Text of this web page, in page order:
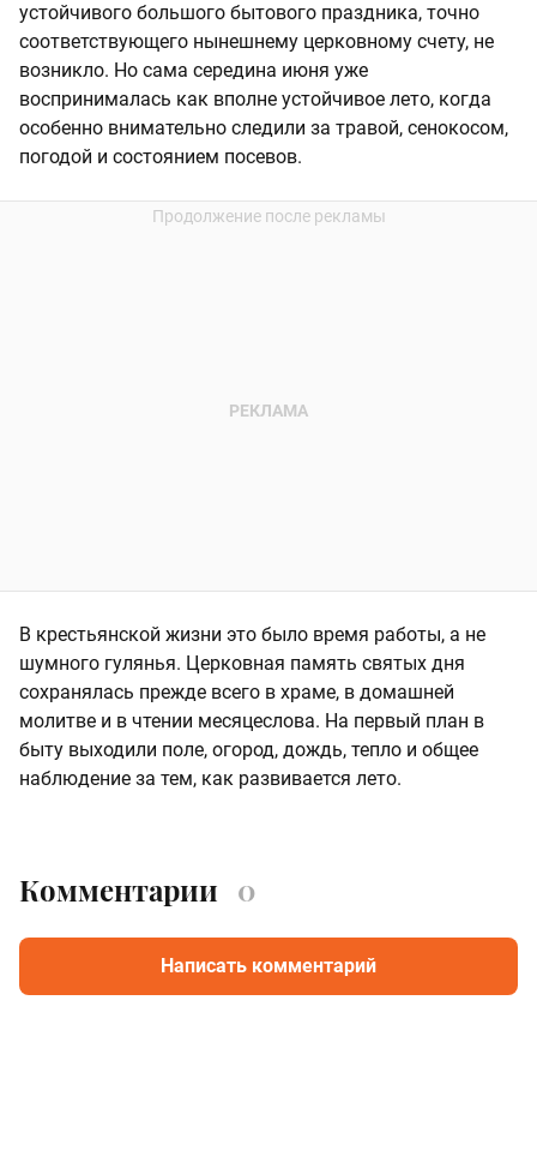
устойчивого большого бытового праздника, точно
соответствующего нынешнему церковному счету, не
возникло. Но сама середина июня уже
воспринималась как вполне устойчивое лето, когда
особенно внимательно следили за травой, сенокосом,
погодой и состоянием посевов.
В крестьянской жизни это было время работы, а не
шумного гулянья. Церковная память святых дня
сохранялась прежде всего в храме, в домашней
молитве и в чтении месяцеслова. На первый план в
быту выходили поле, огород, дождь, тепло и общее
наблюдение за тем, как развивается лето.
Комментарии 0
Написать комментарий